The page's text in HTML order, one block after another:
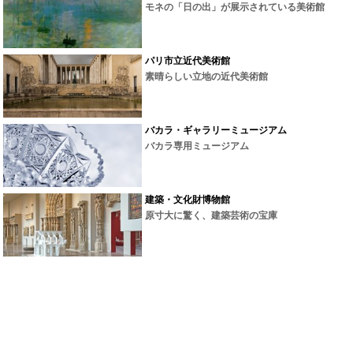
モネの「日の出」が展示されている美術館
パリ市立近代美術館
素晴らしい立地の近代美術館
バカラ・ギャラリーミュージアム
バカラ専用ミュージアム
建築・文化財博物館
原寸大に驚く、建築芸術の宝庫